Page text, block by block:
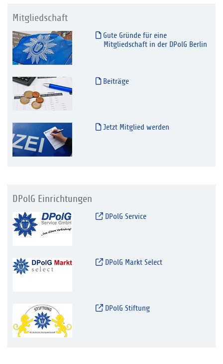
Mitgliedschaft
Gute Gründe für eine
Mitgliedschaft in der DPolG Berlin
Beiträge
Jetzt Mitglied werden
DPolG Einrichtungen
DPolG Service
DPolG Markt Select
DPolG Stiftung